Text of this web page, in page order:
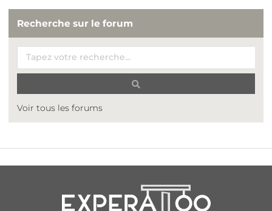
Recherche sur le forum
Voir tous les forums